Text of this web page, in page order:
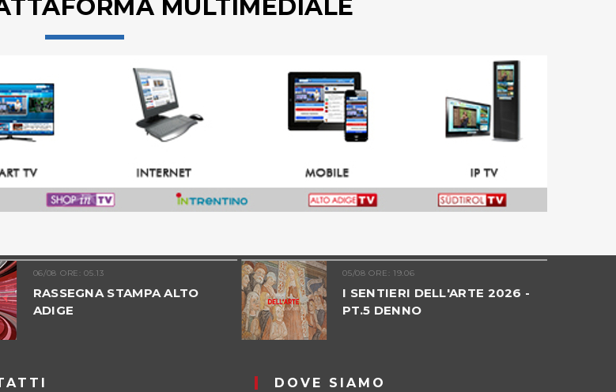
MULTIMEDIALE
06/08 ORE: 05.13
RASSEGNA STAMPA ALTO
ADIGE
05/08 ORE: 19.06
I SENTIERI DELL'ARTE 2026 -
PT.5 DENNO
DOVE SIAMO